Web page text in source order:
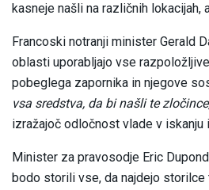
kasneje našli na različnih lokacijah,
Francoski notranji minister Gerald
oblasti uporabljajo vse
pobeglega zapornika in njegove
vsa sredstva, da bi našli te
izražajoč odločnost vlade v iskanju
Minister za pravosodje Eric
bodo storili vse, da najdejo storilce